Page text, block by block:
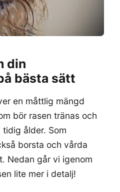
din
bästa sätt
en måttlig mängd
bör rasen tränas och
ålder. Som
borsta och vårda
Nedan går vi igenom
lite mer i detalj!